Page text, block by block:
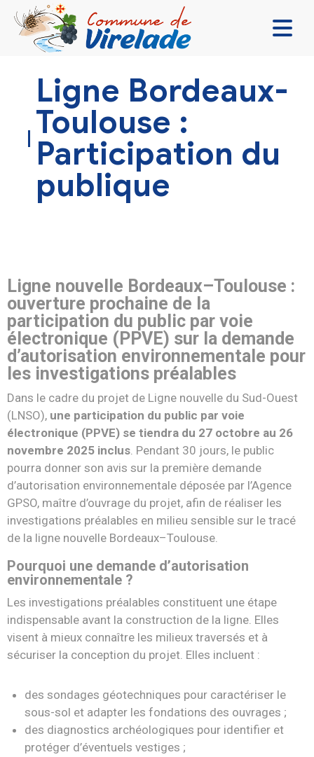
VIVRE ENSEMBLE
SE DIVERTIR
DÉCOUVRIR
CONTACT
Ligne Bordeaux-
Toulouse :
Participation du
publique
Ligne nouvelle Bordeaux–Toulouse :
ouverture prochaine de la
participation du public par voie
électronique (PPVE) sur la demande
d’autorisation environnementale pour
les investigations préalables
Dans le cadre du projet de Ligne nouvelle du Sud-Ouest
(LNSO), une participation du public par voie
électronique (PPVE) se tiendra du 27 octobre au 26
novembre 2025 inclus. Pendant 30 jours, le public
pourra donner son avis sur la première demande
d’autorisation environnementale déposée par l’Agence
GPSO, maître d’ouvrage du projet, afin de réaliser les
investigations préalables en milieu sensible sur le tracé
de la ligne nouvelle Bordeaux–Toulouse.
Pourquoi une demande d’autorisation
environnementale ?
Les investigations préalables constituent une étape
indispensable avant la construction de la ligne. Elles
visent à mieux connaître les milieux traversés et à
sécuriser la conception du projet. Elles incluent :
des sondages géotechniques pour caractériser le
sous-sol et adapter les fondations des ouvrages ;
des diagnostics archéologiques pour identifier et
protéger d’éventuels vestiges ;